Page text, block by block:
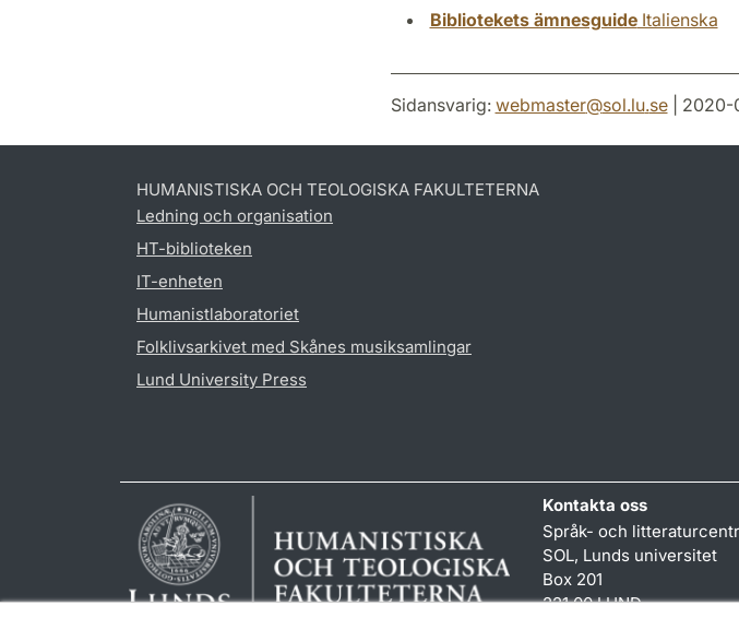
Bibliotekets ämnesguideItalienska
Sidansvarig: webmaster@sol.lu.se| 2020-
HUMANISTISKA OCH TEOLOGISKA FAKULTETERNA
Ledning och organisation
HT-biblioteken
IT-enheten
Humanistlaboratoriet
Folklivsarkivet med Skånes musiksamlingar
Lund University Press
Kontakta oss
Språk- och
SOL, Lunds universitet
Box 201
221 00 LUND